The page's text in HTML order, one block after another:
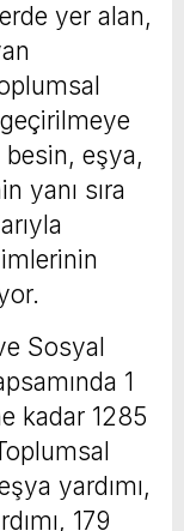
yer alan,
eşya,
yanı sıra
Sosyal
1
kadar 1285
yardımı,
179